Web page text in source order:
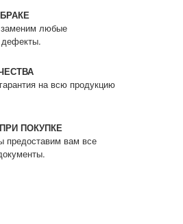
любые
на всю продукцию
ПОКУПКЕ
предоставим вам все